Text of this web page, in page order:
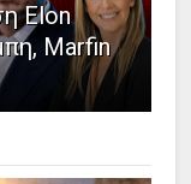
Elon
Marfin